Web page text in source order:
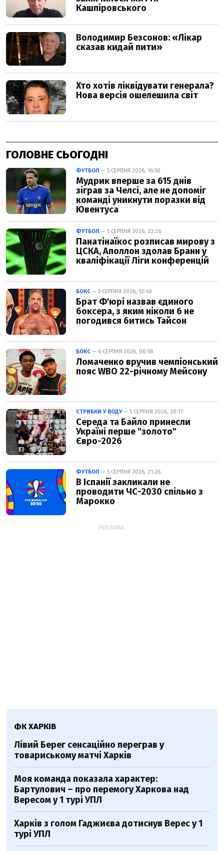
ГОЛОВНЕ СЬОГОДНІ
ФУТБОЛ — 5 СЕРПНЯ 2026, 16:50
Мудрик вперше за 615 днів
зіграв за Челсі, але не допоміг
команді уникнути поразки від
Ювентуса
ФУТБОЛ — 5 СЕРПНЯ 2026, 23:26
Панатінаїкос розписав мирову з
ЦСКА, Аполлон здолав Бранн у
кваліфікації Ліги конференцій
БОКС — 5 СЕРПНЯ 2026, 12:40
Брат Ф'юрі назвав єдиного
боксера, з яким ніколи б не
погодився битись Тайсон
БОКС — 6 СЕРПНЯ 2026, 00:58
Ломаченко вручив чемпіонський
пояс WBO 22-річному Мейсону
СТРИБКИ У ВОДУ— 5 СЕРПНЯ 2026, 20:17
Середа та Байло принесли
Україні перше "золото"
Євро-2026
ФУТБОЛ — 5 СЕРПНЯ 2026, 21:26
В Іспанії закликали не
проводити ЧС-2030 спільно з
Марокко
РЕКЛАМА:
ФК ХАРКІВ
Лівий Берег сенсаційно переграв у
товариському матчі Харків
Моя команда показала характер:
Бартулович – про перемогу Харкова над
Вересом у 1 турі УПЛ
Харків з голом Гаджиєва дотиснув Верес у 1
турі УПЛ